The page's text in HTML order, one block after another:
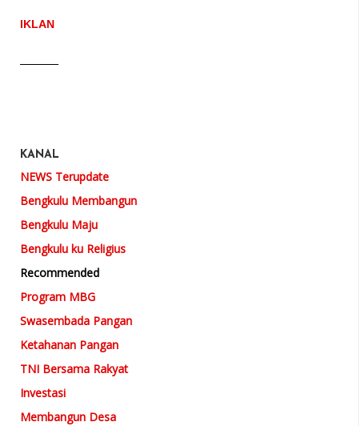
IKLAN
KANAL
NEWS Terupdate
Bengkulu Membangun
Bengkulu Maju
Bengkulu ku Religius
Recommended
Program MBG
Swasembada Pangan
Ketahanan Pangan
TNI Bersama Rakyat
Investasi
Membangun Desa